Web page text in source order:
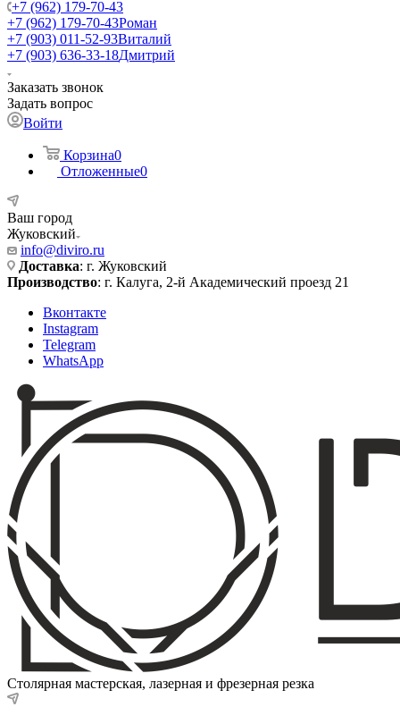
+7 (962) 179-70-43
+7 (962) 179-70-43Роман
+7 (903) 011-52-93Виталий
+7 (903) 636-33-18Дмитрий
Заказать звонок
Задать вопрос
Войти
Корзина0
Отложенные0
Ваш город
Жуковский
info@diviro.ru
Доставка: г. Жуковский
Производство: г. Калуга, 2-й Академический проезд 21
Вконтакте
Instagram
Telegram
WhatsApp
Столярная мастерская, лазерная и фрезерная резка